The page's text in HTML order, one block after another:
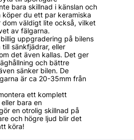
bara skillnad i känslan och
köper du ett par keramiska
dom väldigt lite också, vilket
av fälgarna.
uppgradering på bilens
sänkfjädrar, eller
det även kallas. Det ger
och bättre
sänker bilen. De
är ca 20-35mm från
ett komplett
bara en
en otrolig skillnad på
och högre ljud blir det
köra!